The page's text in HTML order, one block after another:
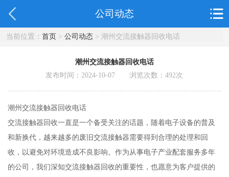
公司动态
当前位置： 首页> 公司动态> 潮州交流接触器回收电话
潮州交流接触器回收电话
发布时间：2024-10-07 浏览次数：492次
潮州交流接触器回收电话
交流接触器回收一直是一个备受关注的话题，随着电子设备的普及
和新换代，越来越多的废旧交流接触器需要得到合理的处理和回
收，以避免对环境造成不良影响。作为从事电子产业配套服务多年
的公司，我们深知交流接触器回收的重要性，也愿意为客户提供的